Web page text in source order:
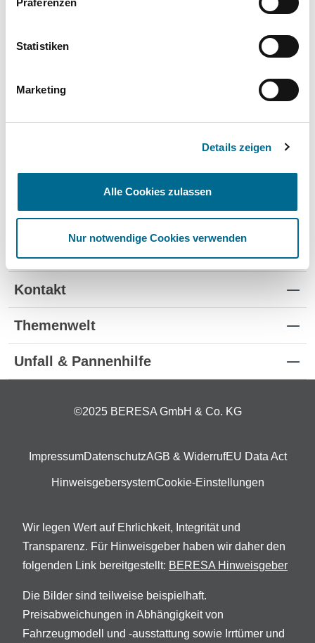
Präferenzen
Statistiken
Marketing
Details zeigen
Alle Cookies zulassen
Nur notwendige Cookies verwenden
Schnelle Verfügbarkeit
Flexible Laufzeiten ✔ - -
- -
Standorte
Kontakt
Themenwelt
Unfall & Pannenhilfe
©2025 BERESA GmbH & Co. KG
ImpressumDatenschutzAGB & WiderrufEU Data Act
HinweisgebersystemCookie-Einstellungen
Wir legen Wert auf Ehrlichkeit, Integrität und
Transparenz. Für Hinweisgeber haben wir daher den
folgenden Link bereitgestellt: BERESA Hinweisgeber
Die Bilder sind teilweise beispielhaft.
Preisabweichungen in Abhängigkeit von
Fahrzeugmodell und -ausstattung sowie Irrtümer und